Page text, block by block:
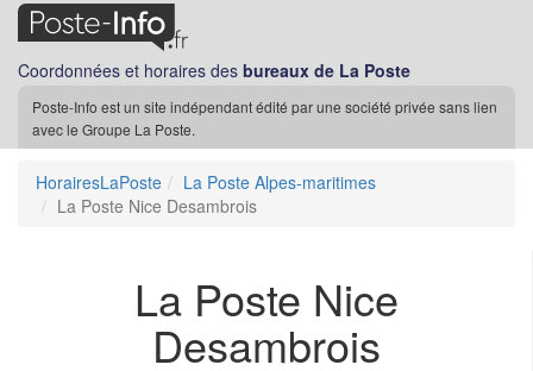
Coordonnées et horaires des bureaux de La Poste
Poste-Info est un site indépendant édité par une société privée sans lien
avec le Groupe La Poste.
HorairesLaPoste
La Poste Alpes-maritimes
La Poste Nice Desambrois
La Poste Nice
Desambrois